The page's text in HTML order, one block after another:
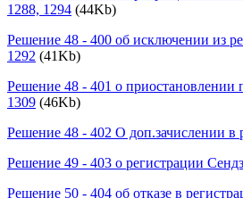
1288, 1294 (44Kb)
Решение 48 - 400 об исключении из
1292 (41Kb)
Решение 48 - 401 о
1309 (46Kb)
Решение 48 - 402 О доп.зачислении в
Решение 49 - 403 о регистрации
Решение 50 - 404 об отказе в